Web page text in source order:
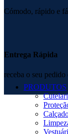
Cómodo, rápido e
Entrega Rápida
receba o seu
PRODUTOS